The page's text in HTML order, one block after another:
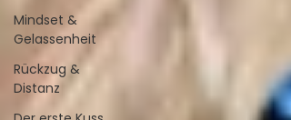
Mindset &
Gelassenheit
Rückzug &
Distanz